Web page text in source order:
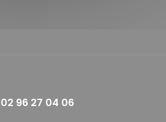
02 96 27 04 06